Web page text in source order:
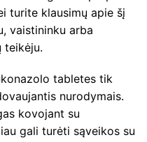
turite klausimų apie šį
vaistininku arba
teikėju.
tabletes tik
nurodymais.
kovojant su
gali turėti sąveikos su